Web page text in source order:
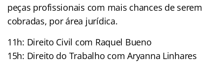
peças profissionais com mais chances de serem
cobradas, por área jurídica.
11h: Direito Civil com Raquel Bueno
15h: Direito do Trabalho com Aryanna Linhares